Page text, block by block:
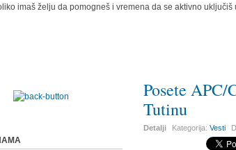
imaš želju da pomogneš i vremena da se aktivno
Posete
Tutinu
Detalji Kategorija:Vesti